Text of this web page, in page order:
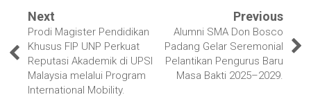
Next
Prodi Magister Pendidikan
Khusus FIP UNP Perkuat
Reputasi Akademik di UPSI
Malaysia melalui Program
International Mobility.
Previous
Alumni SMA Don Bosco
Padang Gelar Seremonial
Pelantikan Pengurus Baru
Masa Bakti 2025–2029.